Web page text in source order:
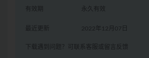
有效期 永久有效
最近更新 2022年12月07日
下载遇到问题？可联系客服或留言反馈